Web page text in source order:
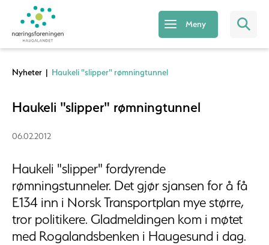
Meny
Nyheter | Haukeli "slipper" rømningtunnel
Haukeli "slipper" rømningtunnel
06.02.2012
Haukeli "slipper" fordyrende
rømningstunneler. Det gjør sjansen for å få
E134 inn i Norsk Transportplan mye større,
tror politikere. Gladmeldingen kom i møtet
med Rogalandsbenken i Haugesund i dag.